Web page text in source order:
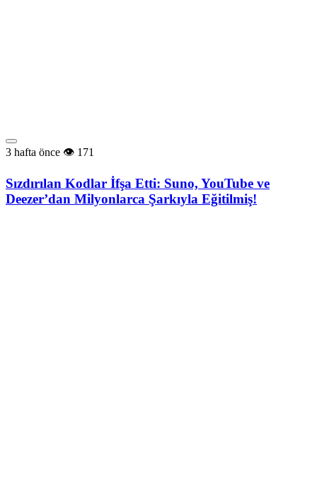
3 hafta önce 171
Sızdırılan Kodlar İfşa Etti: Suno, YouTube ve
Deezer’dan Milyonlarca Şarkıyla Eğitilmiş!